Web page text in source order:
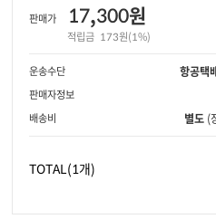
판매가 17,300원
적립금 173원(1%)
운송수단 항공택
판매자정보
배송비 별도 (
TOTAL(1개)